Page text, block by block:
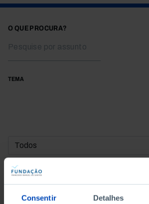
Consentir Detalhes
O QUE PROCURA?
TEMA
DATA DE INÍCIO
DATA DE FIM